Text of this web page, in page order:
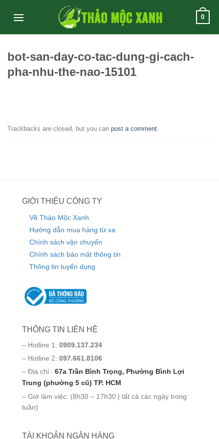
0
bot-san-day-co-tac-dung-gi-cach-
pha-nhu-the-nao-15101
Trackbacks are closed, but you can post a comment.
GIỚI THIỆU CÔNG TY
Về Thảo Mộc Xanh
Hướng dẫn mua hàng từ xa
Chính sách vận chuyển
Chính sách bảo mật thông tin
Thông tin tuyển dụng
THÔNG TIN LIÊN HỆ
– Hotline 1: 0909.137.234
– Hotline 2: 097.661.8106
– Địa chỉ : 67a Trần Bình Trọng, Phường Bình Lợi
Trung (phường 5 cũ) TP. HCM
– Giờ làm việc: (8h30 – 17h30 | tất cả các ngày trong
tuần)
TÀI KHOẢN NGÂN HÀNG